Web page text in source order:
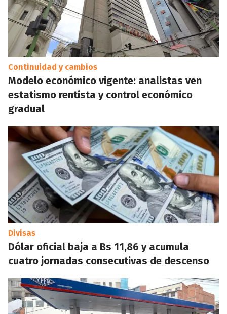
Continuidad y cambios
Modelo económico vigente: analistas ven
estatismo rentista y control económico
gradual
Divisas
Dólar oficial baja a Bs 11,86 y acumula
cuatro jornadas consecutivas de descenso